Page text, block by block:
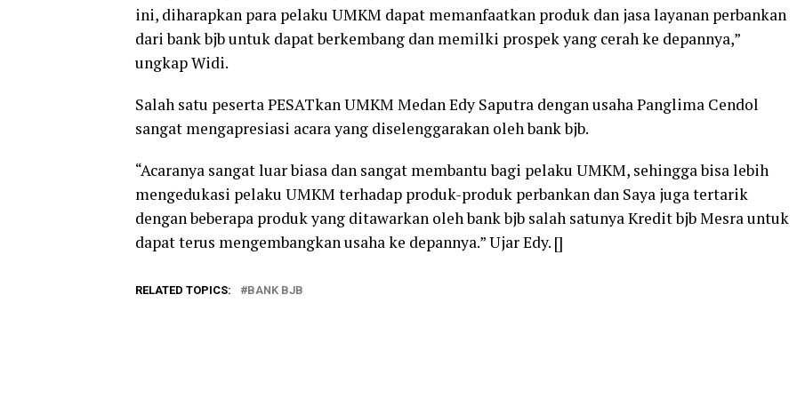
ini, diharapkan para pelaku UMKM dapat memanfaatkan produk dan jasa layanan perbankan
dari bank bjb untuk dapat berkembang dan memilki prospek yang cerah ke depannya,”
ungkap Widi.
Salah satu peserta PESATkan UMKM Medan Edy Saputra dengan usaha Panglima Cendol
sangat mengapresiasi acara yang diselenggarakan oleh bank bjb.
“Acaranya sangat luar biasa dan sangat membantu bagi pelaku UMKM, sehingga bisa lebih
mengedukasi pelaku UMKM terhadap produk-produk perbankan dan Saya juga tertarik
dengan beberapa produk yang ditawarkan oleh bank bjb salah satunya Kredit bjb Mesra untuk
dapat terus mengembangkan usaha ke depannya.” Ujar Edy. []
RELATED TOPICS: BANK BJB